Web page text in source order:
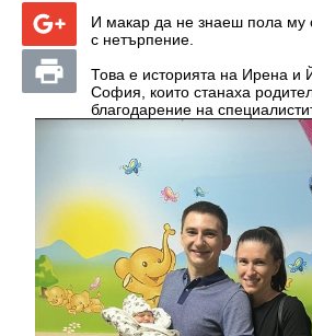
И макар да не знаеш пола му
с нетърпение.
Това е историята на Ирена и
София, които станаха
благодарение на